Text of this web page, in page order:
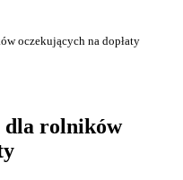
oczekujących na dopłaty
dla rolników